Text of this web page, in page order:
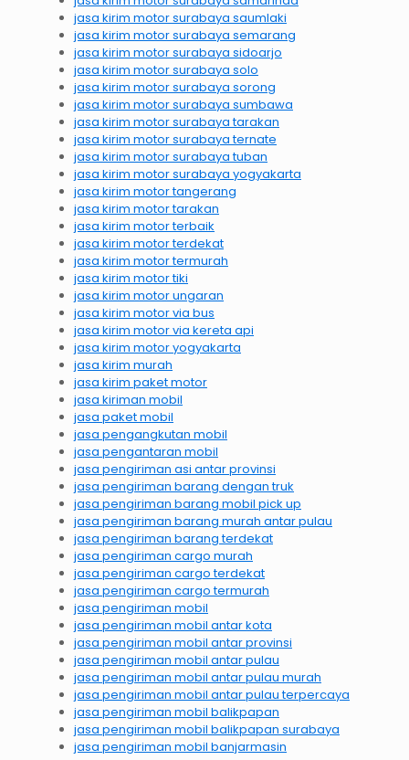
jasa kirim motor surabaya saumlaki
jasa kirim motor surabaya semarang
jasa kirim motor surabaya sidoarjo
jasa kirim motor surabaya solo
jasa kirim motor surabaya sorong
jasa kirim motor surabaya sumbawa
jasa kirim motor surabaya tarakan
jasa kirim motor surabaya ternate
jasa kirim motor surabaya tuban
jasa kirim motor surabaya yogyakarta
jasa kirim motor tangerang
jasa kirim motor tarakan
jasa kirim motor terbaik
jasa kirim motor terdekat
jasa kirim motor termurah
jasa kirim motor tiki
jasa kirim motor ungaran
jasa kirim motor via bus
jasa kirim motor via kereta api
jasa kirim motor yogyakarta
jasa kirim murah
jasa kirim paket motor
jasa kiriman mobil
jasa paket mobil
jasa pengangkutan mobil
jasa pengantaran mobil
jasa pengiriman asi antar provinsi
jasa pengiriman barang dengan truk
jasa pengiriman barang mobil pick up
jasa pengiriman barang murah antar pulau
jasa pengiriman barang terdekat
jasa pengiriman cargo murah
jasa pengiriman cargo terdekat
jasa pengiriman cargo termurah
jasa pengiriman mobil
jasa pengiriman mobil antar kota
jasa pengiriman mobil antar provinsi
jasa pengiriman mobil antar pulau
jasa pengiriman mobil antar pulau murah
jasa pengiriman mobil antar pulau terpercaya
jasa pengiriman mobil balikpapan
jasa pengiriman mobil balikpapan surabaya
jasa pengiriman mobil banjarmasin